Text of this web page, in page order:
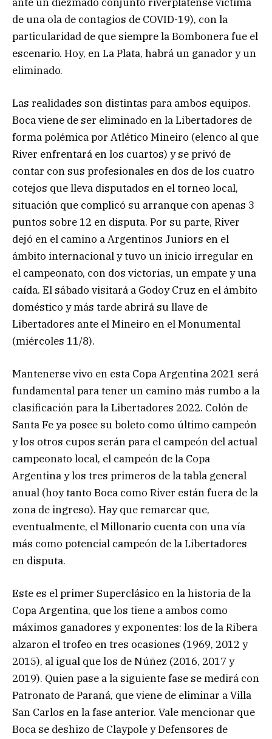
de una ola de contagios de COVID-19), con la
particularidad de que siempre la Bombonera fue el
escenario. Hoy, en La Plata, habrá un ganador y un
eliminado.
Las realidades son distintas para ambos equipos.
Boca viene de ser eliminado en la Libertadores de
forma polémica por Atlético Mineiro (elenco al que
River enfrentará en los cuartos) y se privó de
contar con sus profesionales en dos de los cuatro
cotejos que lleva disputados en el torneo local,
situación que complicó su arranque con apenas 3
puntos sobre 12 en disputa. Por su parte, River
dejó en el camino a Argentinos Juniors en el
ámbito internacional y tuvo un inicio irregular en
el campeonato, con dos victorias, un empate y una
caída. El sábado visitará a Godoy Cruz en el ámbito
doméstico y más tarde abrirá su llave de
Libertadores ante el Mineiro en el Monumental
(miércoles 11/8).
Mantenerse vivo en esta Copa Argentina 2021 será
fundamental para tener un camino más rumbo a la
clasificación para la Libertadores 2022. Colón de
Santa Fe ya posee su boleto como último campeón
y los otros cupos serán para el campeón del actual
campeonato local, el campeón de la Copa
Argentina y los tres primeros de la tabla general
anual (hoy tanto Boca como River están fuera de la
zona de ingreso). Hay que remarcar que,
eventualmente, el Millonario cuenta con una vía
más como potencial campeón de la Libertadores
en disputa.
Este es el primer Superclásico en la historia de la
Copa Argentina, que los tiene a ambos como
máximos ganadores y exponentes: los de la Ribera
alzaron el trofeo en tres ocasiones (1969, 2012 y
2015), al igual que los de Núñez (2016, 2017 y
2019). Quien pase a la siguiente fase se medirá con
Patronato de Paraná, que viene de eliminar a Villa
San Carlos en la fase anterior. Vale mencionar que
Boca se deshizo de Claypole y Defensores de